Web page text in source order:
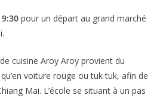
pour un départ au grand marché
cuisine Aroy Aroy provient du
voiture rouge ou tuk tuk, afin de
Mai. L’école se situant à un pas